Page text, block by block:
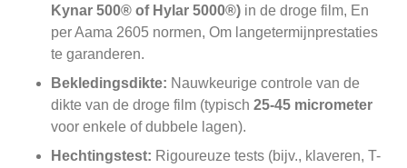
Kynar 500® of Hylar 5000®) in de droge film, En
per Aama 2605 normen, Om langetermijnprestaties
te garanderen.
Bekledingsdikte: Nauwkeurige controle van de
dikte van de droge film (typisch 25-45 micrometer
voor enkele of dubbele lagen).
Hechtingstest: Rigoureuze tests (bijv., klaveren, T-